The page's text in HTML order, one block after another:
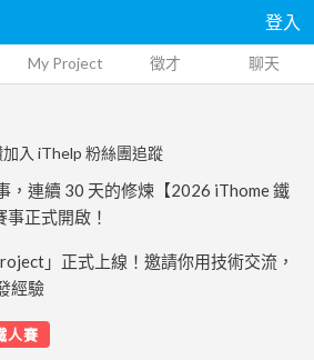
登入
My Project 徵才 聊天
入 iThelp 粉絲團追蹤
，連續 30 天的修煉【2026 iThome 鐵
事正式開啟！
」正式上線！邀請你用技術交流，
經驗
人賽